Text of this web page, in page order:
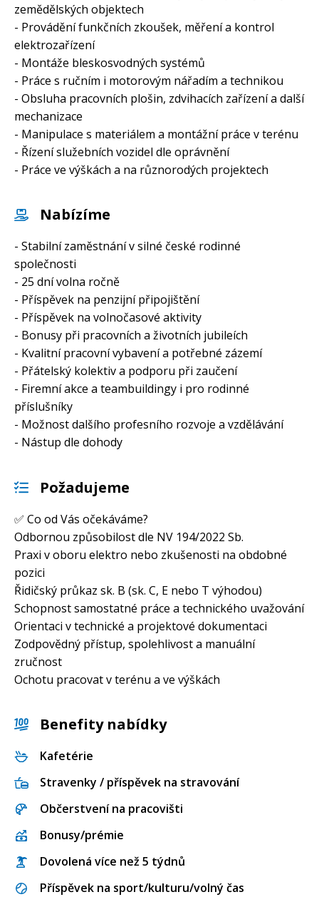
zemědělských objektech
- Provádění funkčních zkoušek, měření a kontrol
elektrozařízení
- Montáže bleskosvodných systémů
- Práce s ručním i motorovým nářadím a technikou
- Obsluha pracovních plošin, zdvihacích zařízení a další
mechanizace
- Manipulace s materiálem a montážní práce v terénu
- Řízení služebních vozidel dle oprávnění
- Práce ve výškách a na různorodých projektech
Nabízíme
- Stabilní zaměstnání v silné české rodinné
společnosti
- 25 dní volna ročně
- Příspěvek na penzijní připojištění
- Příspěvek na volnočasové aktivity
- Bonusy při pracovních a životních jubileích
- Kvalitní pracovní vybavení a potřebné zázemí
- Přátelský kolektiv a podporu při zaučení
- Firemní akce a teambuildingy i pro rodinné
příslušníky
- Možnost dalšího profesního rozvoje a vzdělávání
- Nástup dle dohody
Požadujeme
✅ Co od Vás očekáváme?
Odbornou způsobilost dle NV 194/2022 Sb.
Praxi v oboru elektro nebo zkušenosti na obdobné
pozici
Řidičský průkaz sk. B (sk. C, E nebo T výhodou)
Schopnost samostatné práce a technického uvažování
Orientaci v technické a projektové dokumentaci
Zodpovědný přístup, spolehlivost a manuální
zručnost
Ochotu pracovat v terénu a ve výškách
Benefity nabídky
Kafetérie
Stravenky / příspěvek na stravování
Občerstvení na pracovišti
Bonusy/prémie
Dovolená více než 5 týdnů
Příspěvek na sport/kulturu/volný čas